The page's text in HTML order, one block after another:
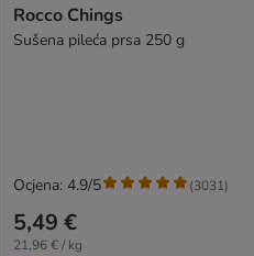
Rocco Chings
Sušena pileća prsa 250 g
5,49 €
21,96 € / kg
Ocjena: 4.9/5 (3031)